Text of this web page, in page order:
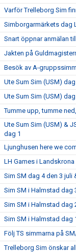
Varför Trelleborg Sim
Simborgarmärkets dag
Snart öppnar anmälan
Jakten på
Besök av A-
Ute Sum Sim (USM) dag
Ute Sum Sim (USM)
Tumme upp, tumme
Ute Sum Sim (USM) &
dag 1
Ljunghusen here we
LH Games i Landskrona
Sim SM dag 4 den 3 juli
Sim SM i Halmstad dag
Sim SM i Halmstad dag
Sim SM i Halmstad dag
Följ TS simmarna på
Trelleborg Sim önskar